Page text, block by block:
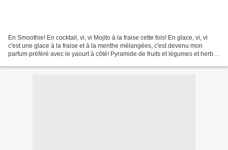
En Smoothie! En cocktail, vi, vi Mojito à la fraise cette fois! En glace, vi, vi
c'est une glace à la fraise et à la menthe mélangées, c'est devenu mon
parfum préféré avec le yaourt à côté! Pyramide de fruits et légumes et herbes